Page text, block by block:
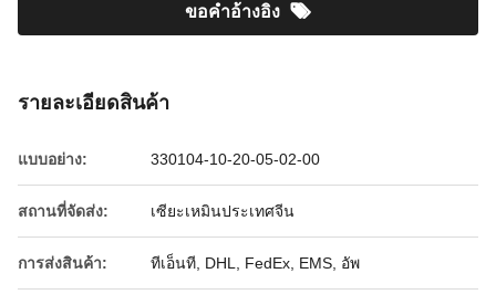
ขอคําอ้างอิง
รายละเอียดสินค้า
แบบอย่าง: 330104-10-20-05-02-00
สถานที่จัดส่ง: เซียะเหมินประเทศจีน
การส่งสินค้า: ทีเอ็นที, DHL, FedEx, EMS, อัพ